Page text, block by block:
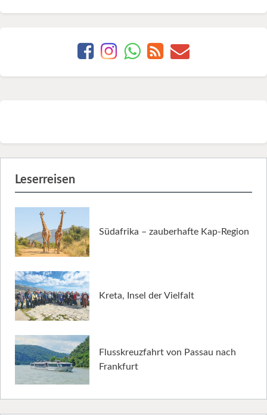
Leserreisen
Südafrika – zauberhafte Kap-Region
Kreta, Insel der Vielfalt
Flusskreuzfahrt von Passau nach
Frankfurt